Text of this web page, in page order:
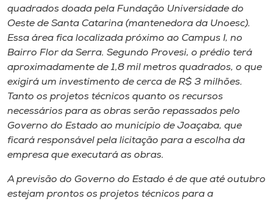
quadrados doada pela Fundação Universidade do
Oeste de Santa Catarina (mantenedora da Unoesc).
Essa área fica localizada próximo ao Campus I, no
Bairro Flor da Serra. Segundo Provesi, o prédio terá
aproximadamente de 1,8 mil metros quadrados, o que
exigirá um investimento de cerca de R$ 3 milhões.
Tanto os projetos técnicos quanto os recursos
necessários para as obras serão repassados pelo
Governo do Estado ao município de Joaçaba, que
ficará responsável pela licitação para a escolha da
empresa que executará as obras.
A previsão do Governo do Estado é de que até outubro
estejam prontos os projetos técnicos para a